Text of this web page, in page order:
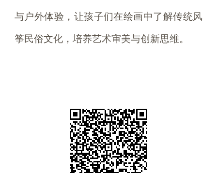
与户外体验，让孩子们在绘画中了解传统风
筝民俗文化，培养艺术审美与创新思维。